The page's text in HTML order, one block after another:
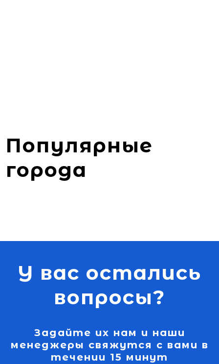
Популярные
города
У вас остались
вопросы?
Задайте их нам и наши
менеджеры свяжутся с вами в
течении 15 минут